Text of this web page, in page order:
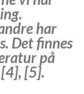
har
Det finnes
på
[5].